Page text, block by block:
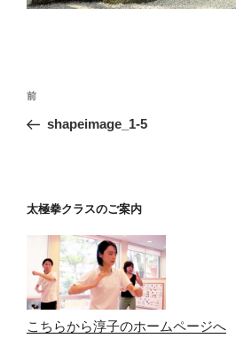
投
ナ
ー
ョ
ン
前
の
前
shapeimage_1-5
太極拳クラスのご案内
こちらから淳子のホームページへ